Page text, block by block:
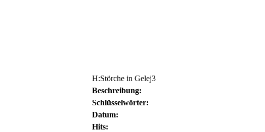
H:Störche in Gelej3
Beschreibung:
Schlüsselwörter:
Datum:
Hits: